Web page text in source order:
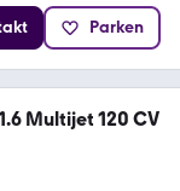
Parken
Multijet 120 CV